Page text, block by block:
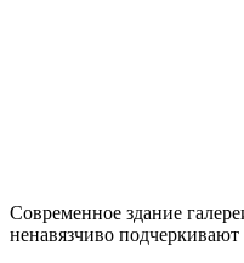
Современное здание
ненавязчиво